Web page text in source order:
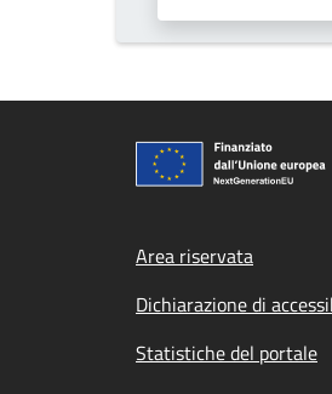
Footer
Area riservata
Dichiarazione di
Statistiche del portale